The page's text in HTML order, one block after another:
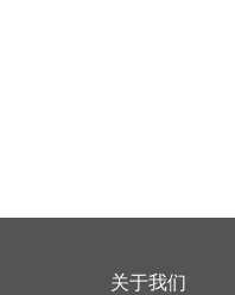
关于我们